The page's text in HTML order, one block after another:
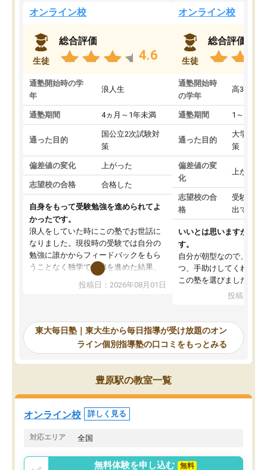
オンライン校
生徒
総合評価
4.6
通塾開始時の学
年
浪人生
通塾期間 4ヵ月～1年未満
通った目的
国公立2次試験対
策
偏差値の変化 上がった
志望校の合格 合格した
自身をもって受験勉強を進められてよ
かったです。
浪人をしていた時にこの塾でお世話に
なりました。現役時の受験では自分の
勉強に誰かからフィードバックをもら
うことなく独学で勉強を進めた結果、
入試本番に地歴の学習が間に合わず不
合格となってしまいました。その経験
東大毎日塾にたどり着きました。学習
の長期計画や日々の勉強のやり方につ
いて客観的なアドバイスをいただけた
ので、自信をもって受験勉強を進める
ことができました。自分のように勉強
のやり方や進捗管理で苦労している方
には特におすすめしたい塾です。
投稿日：2026年08月01日
オンライン校
生徒
総合評価
通塾開始時
の学年
高3
通塾期間 1～3ヵ月
通った目的
大学入学
策
偏差値の変
化
上がった
志望校の合
格
受験して
出ていな
いいとは思いますが、料
す。
自分が朝型なので、自習
つ、手助けしてくれる設
この塾を選びました。
投稿日：
東大毎日塾｜東大生から毎日指導が受け放題のオン
ライン個別指導塾の口コミをもっとみる
豊原駅の教室一覧
オンライン校 詳しく見る
対応エリア 全国
無料体験を申し込む 無料